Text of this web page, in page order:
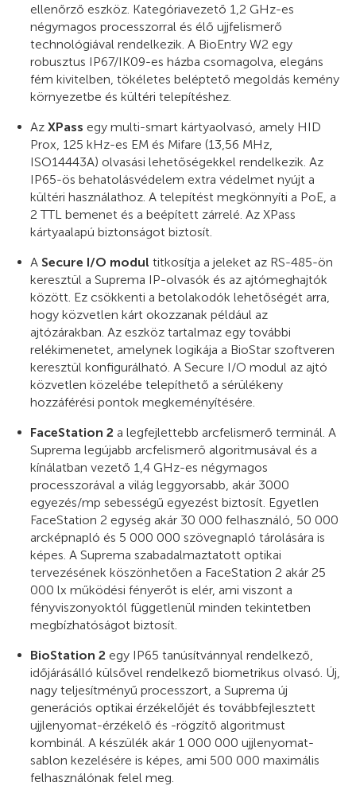
ellenőrző eszköz. Kategóriavezető 1,2 GHz-es
négymagos processzorral és élő ujjfelismerő
technológiával rendelkezik. A BioEntry W2 egy
robusztus IP67/IK09-es házba csomagolva, elegáns
fém kivitelben, tökéletes beléptető megoldás kemény
környezetbe és kültéri telepítéshez.
Az XPass egy multi-smart kártyaolvasó, amely HID
Prox, 125 kHz-es EM és Mifare (13,56 MHz,
ISO14443A) olvasási lehetőségekkel rendelkezik. Az
IP65-ös behatolásvédelem extra védelmet nyújt a
kültéri használathoz. A telepítést megkönnyíti a PoE, a
2 TTL bemenet és a beépített zárrelé. Az XPass
kártyaalapú biztonságot biztosít.
A Secure I/O modul titkosítja a jeleket az RS-485-ön
keresztül a Suprema IP-olvasók és az ajtómeghajtók
között. Ez csökkenti a betolakodók lehetőségét arra,
hogy közvetlen kárt okozzanak például az
ajtózárakban. Az eszköz tartalmaz egy további
relékimenetet, amelynek logikája a BioStar szoftveren
keresztül konfigurálható. A Secure I/O modul az ajtó
közvetlen közelébe telepíthető a sérülékeny
hozzáférési pontok megkeményítésére.
FaceStation 2 a legfejlettebb arcfelismerő terminál. A
Suprema legújabb arcfelismerő algoritmusával és a
kínálatban vezető 1,4 GHz-es négymagos
processzorával a világ leggyorsabb, akár 3000
egyezés/mp sebességű egyezést biztosít. Egyetlen
FaceStation 2 egység akár 30 000 felhasználó, 50 000
arcképnapló és 5 000 000 szövegnapló tárolására is
képes. A Suprema szabadalmaztatott optikai
tervezésének köszönhetően a FaceStation 2 akár 25
000 lx működési fényerőt is elér, ami viszont a
fényviszonyoktól függetlenül minden tekintetben
megbízhatóságot biztosít.
BioStation 2 egy IP65 tanúsítvánnyal rendelkező,
időjárásálló külsővel rendelkező biometrikus olvasó. Új,
nagy teljesítményű processzort, a Suprema új
generációs optikai érzékelőjét és továbbfejlesztett
ujjlenyomat-érzékelő és -rögzítő algoritmust
kombinál. A készülék akár 1 000 000 ujjlenyomat-
sablon kezelésére is képes, ami 500 000 maximális
felhasználónak felel meg.